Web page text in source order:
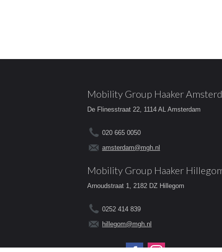
Mobility Group Haaker
De Flinesstraat 22, 1114 AL Amsterdam
020 665 0050
amsterdam@mgh.nl
Mobility Group Haaker
Arnoudstraat 1, 2182 DZ Hillegom
0252 414 839
hillegom@mgh.nl
Volg ons op: